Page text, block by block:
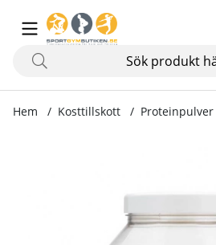
Hem Kosttillskott Proteinpulver